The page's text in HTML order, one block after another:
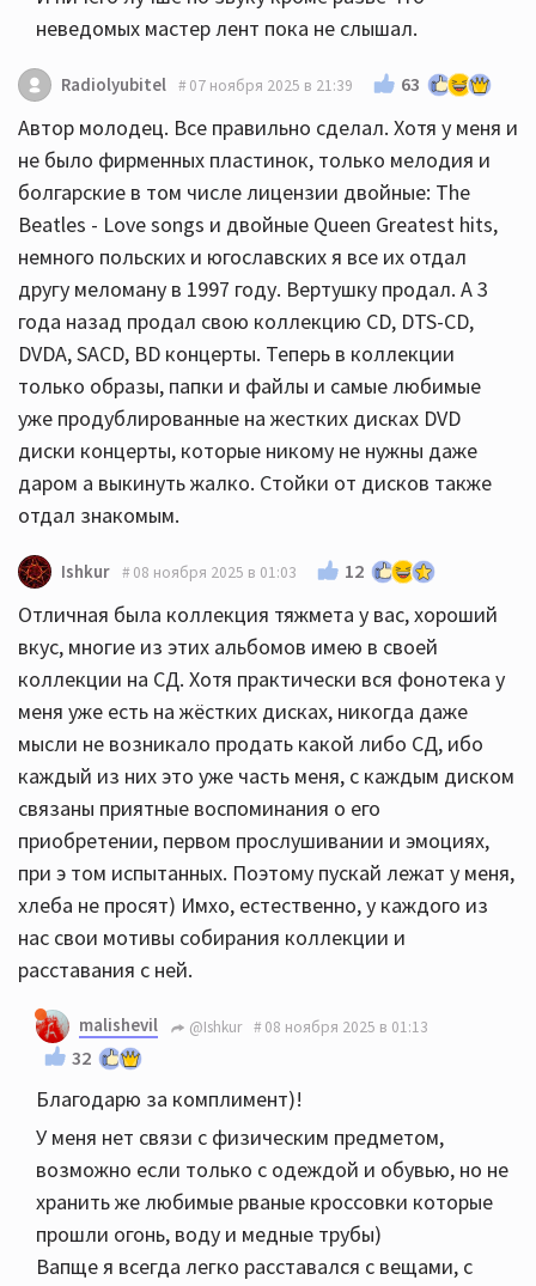
неведомых мастер лент пока не слышал.
Radiolyubitel 07 ноября 2025 в 21:39 63
Автор молодец. Все правильно сделал. Хотя у меня и
не было фирменных пластинок, только мелодия и
болгарские в том числе лицензии двойные: The
Beatles - Love songs и двойные Queen Greatest hits,
немного польских и югославских я все их отдал
другу меломану в 1997 году. Вертушку продал. А 3
года назад продал свою коллекцию CD, DTS-CD,
DVDA, SACD, BD концерты. Теперь в коллекции
только образы, папки и файлы и самые любимые
уже продублированные на жестких дисках DVD
диски концерты, которые никому не нужны даже
даром а выкинуть жалко. Стойки от дисков также
отдал знакомым.
Ishkur 08 ноября 2025 в 01:03 12
Отличная была коллекция тяжмета у вас, хороший
вкус, многие из этих альбомов имею в своей
коллекции на СД. Хотя практически вся фонотека у
меня уже есть на жёстких дисках, никогда даже
мысли не возникало продать какой либо СД, ибо
каждый из них это уже часть меня, с каждым диском
связаны приятные воспоминания о его
приобретении, первом прослушивании и эмоциях,
при э том испытанных. Поэтому пускай лежат у меня,
хлеба не просят) Имхо, естественно, у каждого из
нас свои мотивы собирания коллекции и
расставания с ней.
malishevil @Ishkur 08 ноября 2025 в 01:13
32
Благодарю за комплимент)!
У меня нет связи с физическим предметом,
возможно если только с одеждой и обувью, но не
хранить же любимые рваные кроссовки которые
прошли огонь, воду и медные трубы)
Вапще я всегда легко расставался с вещами, с